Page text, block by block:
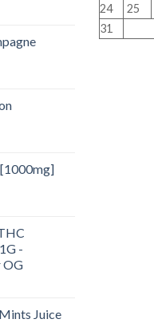
-
OG
Juice
24
25
31